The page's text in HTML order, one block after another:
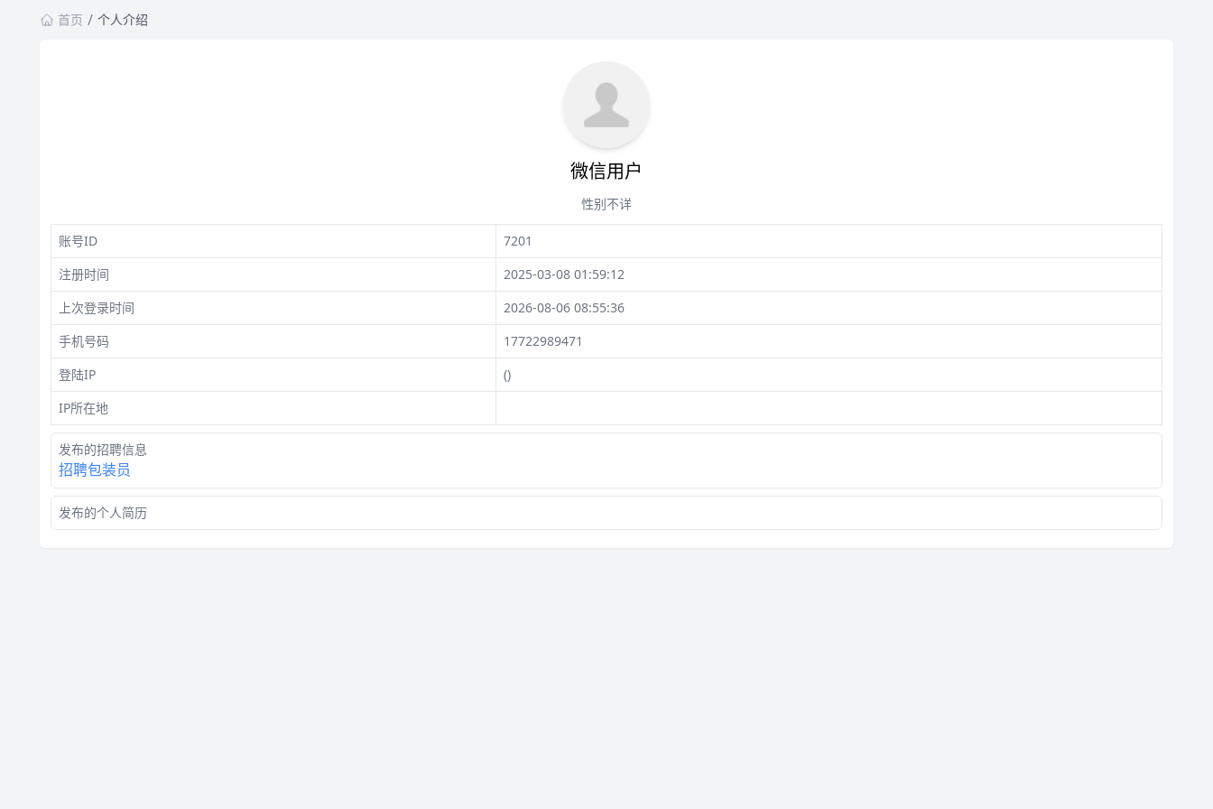
首页 个人介绍
微信用户
性别不详
账号ID
7201
注册时间
2025-03-08 01:59:12
上次登录时间
2026-08-06 08:55:36
手机号码
17722989471
登陆IP
()
IP所在地
发布的招聘信息
招聘包装员
发布的个人简历